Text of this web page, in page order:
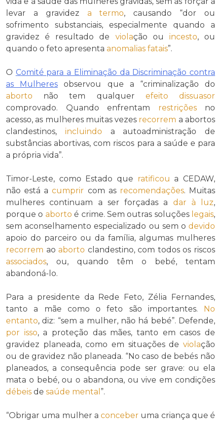
levar a gravidez a termo, causando “dor ou
sofrimento substanciais, especialmente quando a
gravidez é resultado de violação ou incesto, ou
quando o feto apresenta anomalias fatais”.
O Comité para a Eliminação da Discriminação contra
as Mulheres observou que a “criminalização do
aborto não tem qualquer efeito dissuasor
comprovado. Quando enfrentam restriçõesno
acesso, as mulheres muitas vezes recorrem a abortos
clandestinos, incluindo a autoadministração de
substâncias abortivas, com riscos para a saúde e para
a própria vida”.
Timor-Leste, como Estado que ratificou a CEDAW,
não está acumprir com as recomendações. Muitas
mulheres continuam a ser forçadas a dar à luz,
porque o aborto é crime. Sem outras soluções legais,
sem aconselhamento especializado ou sem o devido
apoio do parceiro ou da família, algumas mulheres
recorrem aoaborto clandestino, com todos os riscos
associados, ou, quando têm o bebé, tentam
abandoná-lo.
Para a presidente da Rede Feto, Zélia Fernandes,
tanto a mãe como o feto são importantes.
No
entanto, diz: “sem a mulher, não há bebé”. Defende,
por isso, a proteção das mães, tanto em casos de
gravidez planeada, como em situações de violação
ou de gravidez não planeada. “No caso de bebés não
planeados, a consequência pode ser grave: ou ela
mata o bebé, ou o abandona, ou vive em condições
débeis de saúde mental ”.
“Obrigar uma mulher a conceber uma criança que é